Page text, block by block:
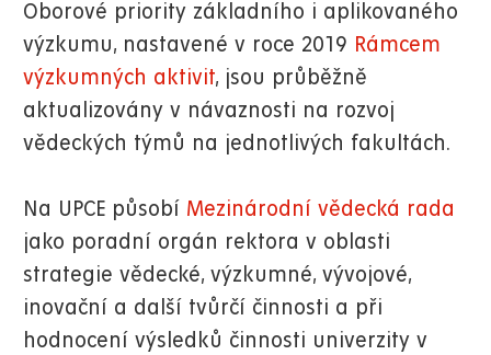
Oborové priority základního i aplikovaného
výzkumu, nastavené v roce 2019 Rámcem
výzkumných aktivit, jsou průběžně
aktualizovány v návaznosti na rozvoj
vědeckých týmů na jednotlivých fakultách.
Na UPCE působí Mezinárodní vědecká rada
jako poradní orgán rektora v oblasti
strategie vědecké, výzkumné, vývojové,
inovační a další tvůrčí činnosti a při
hodnocení výsledků činnosti univerzity v